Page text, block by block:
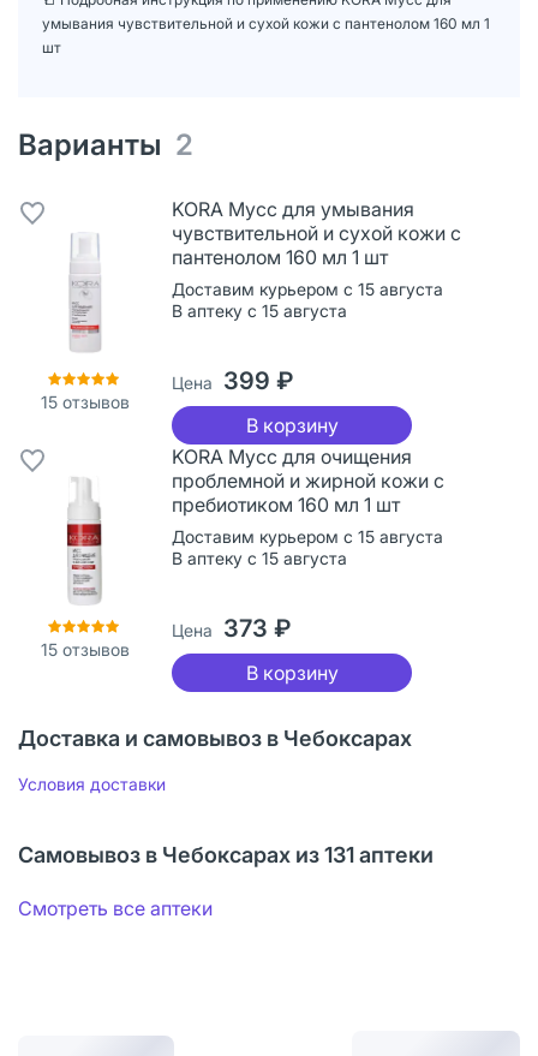
умывания чувствительной и сухой кожи с пантенолом 160 мл 1
шт
Варианты 2
15 отзывов
KORA Мусс для умывания
чувствительной и сухой кожи с
пантенолом 160 мл 1 шт
Доставим курьером с 15 августа
В аптеку с 15 августа
Цена 399 ₽
В корзину
15 отзывов
KORA Мусс для очищения
проблемной и жирной кожи с
пребиотиком 160 мл 1 шт
Доставим курьером с 15 августа
В аптеку с 15 августа
Цена 373 ₽
В корзину
Доставка и самовывоз в Чебоксарах
Условия доставки
Самовывоз в Чебоксарах из 131 аптеки
Смотреть все аптеки